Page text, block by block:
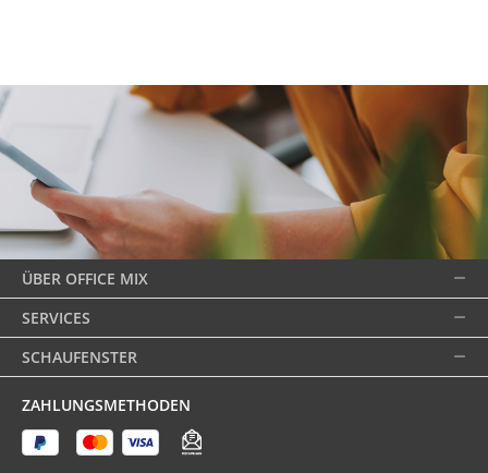
ÜBER OFFICE MIX
SERVICES
SCHAUFENSTER
ZAHLUNGSMETHODEN